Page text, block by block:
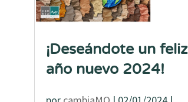
¡Deseándote un feliz
año nuevo 2024!